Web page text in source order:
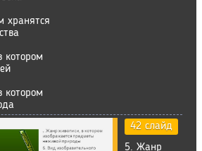
хранятся
котором
котором
42 слайд
5. Жанр